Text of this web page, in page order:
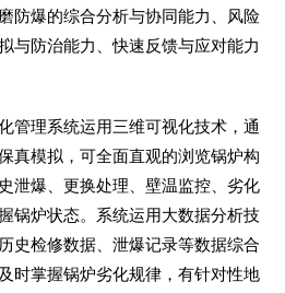
防爆的综合分析与协同能力、风险
与防治能力、快速反馈与应对能力
管理系统运用三维可视化技术，通
真模拟，可全面直观的浏览锅炉构
泄爆、更换处理、壁温监控、劣化
锅炉状态。系统运用大数据分析技
史检修数据、泄爆记录等数据综合
时掌握锅炉劣化规律，有针对性地